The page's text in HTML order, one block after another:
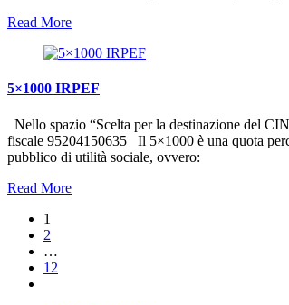
Read More
5×1000 IRPEF
Nello spazio “Scelta per la destinazione del
fiscale 95204150635 Il 5×1000 è una quota
pubblico di utilità sociale, ovvero:
Read More
1
2
…
12